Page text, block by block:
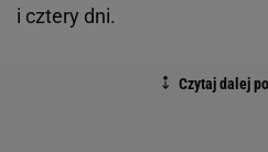
i cztery dni.